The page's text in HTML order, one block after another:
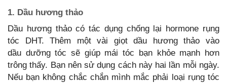
1. Dầu hương thảo
Dầu hương thảo có tác dụng chống lại hormone rụng
tóc DHT. Thêm một vài giọt dầu hương thảo vào
dầu dưỡng tóc sẽ giúp mái tóc bạn khỏe mạnh hơn
trông thấy. Bạn nên sử dụng cách này hai lần mỗi ngày.
Nếu bạn không chắc chắn mình mắc phải loại rụng tóc